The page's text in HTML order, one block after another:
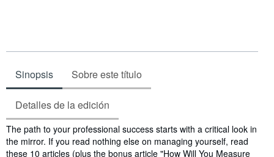
Sinopsis Sobre este título
Detalles de la edición
Sinopsis
The path to your professional success starts with a critical look in
the mirror. If you read nothing else on managing yourself, read
these 10 articles (plus the bonus article "How Will You Measure